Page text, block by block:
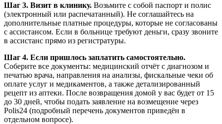
Шаг 3. Визит в клинику. Возьмите с собой паспорт и полис
(электронный или распечатанный). Не соглашайтесь на
дополнительные платные процедуры, которые не согласованы
с ассистансом. Если в больнице требуют деньги, сразу звоните
в ассистанс прямо из регистратуры.
Шаг 4. Если пришлось заплатить самостоятельно.
Соберите все документы: медицинский отчёт с диагнозом и
печатью врача, направления на анализы, фискальные чеки об
оплате услуг и медикаментов, а также детализированный
рецепт из аптеки. После возвращения домой у вас будет от 15
до 30 дней, чтобы подать заявление на возмещение через
Polis24 (подробный перечень документов приведён в
отдельном вопросе).